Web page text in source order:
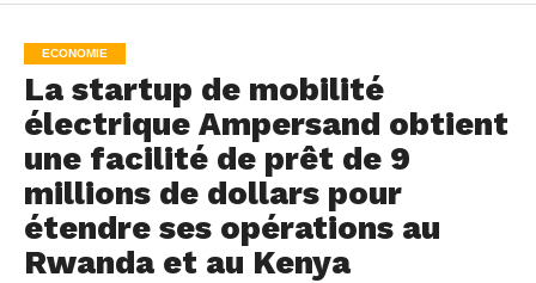
ECONOMIE
La startup de mobilité
électrique Ampersand obtient
une facilité de prêt de 9
millions de dollars pour
étendre ses opérations au
Rwanda et au Kenya